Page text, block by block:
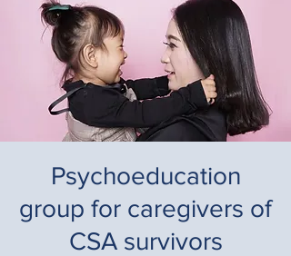
Psychoeducation
group for caregivers of
CSA survivors